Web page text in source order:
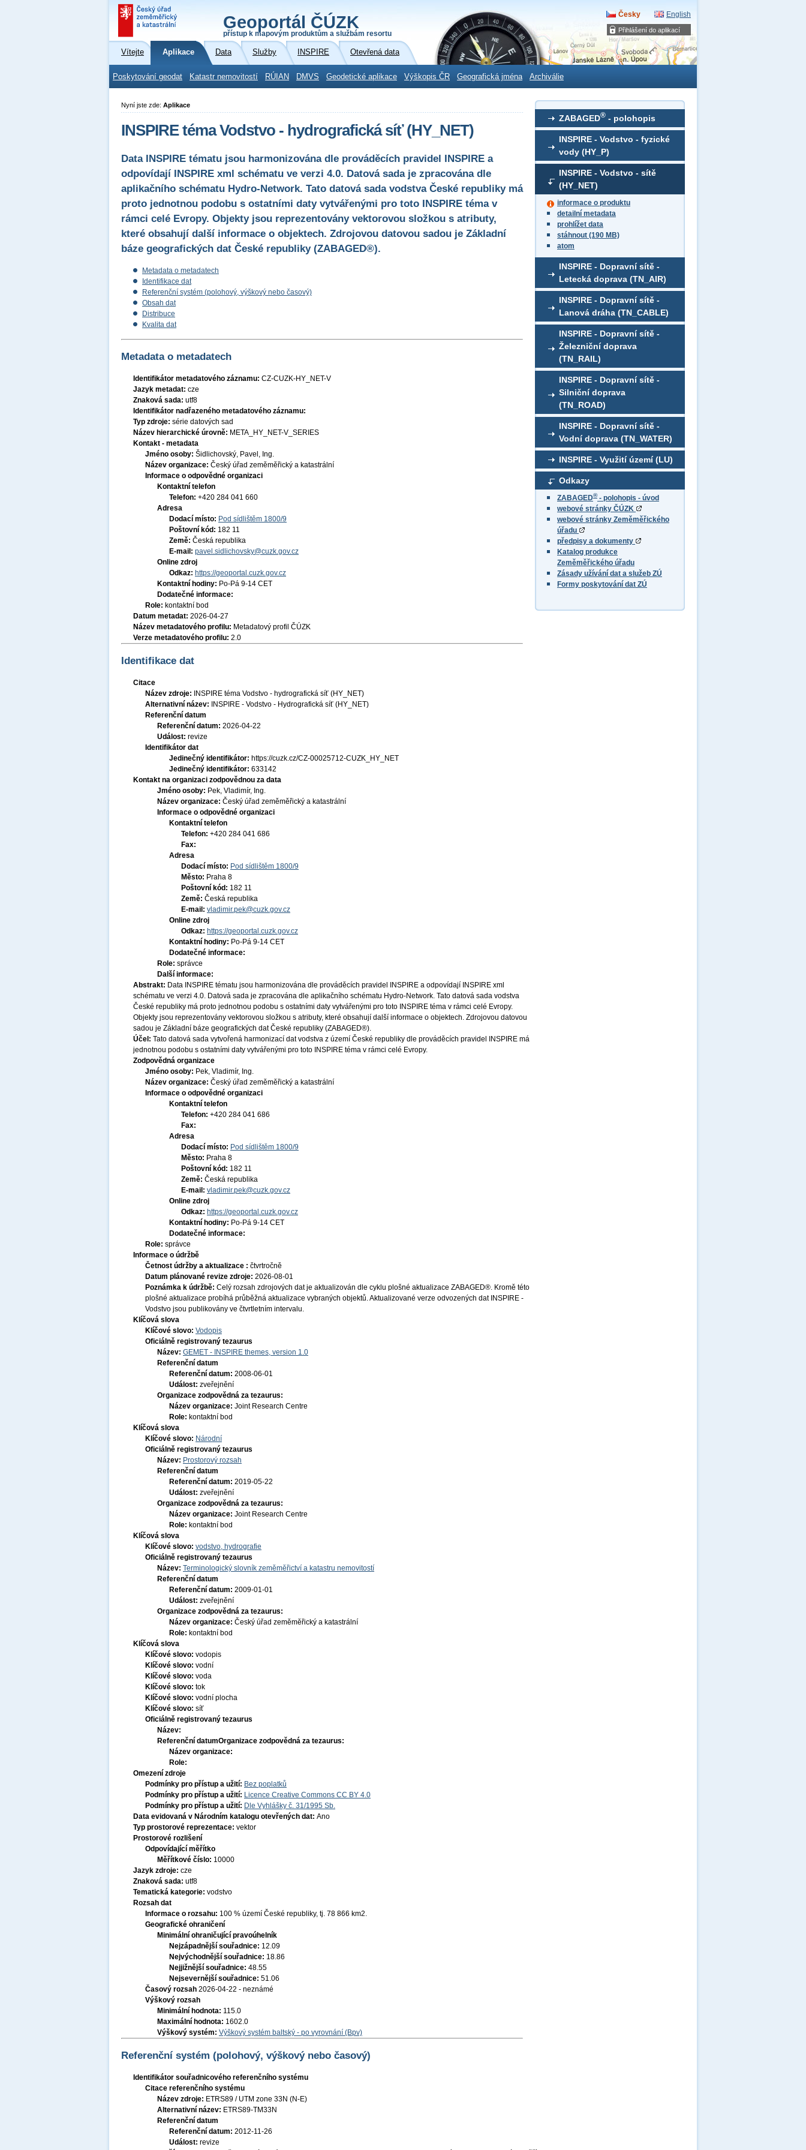
Přihlášení do aplikací
Geoportál ČÚZK
přístup k mapovým produktům a službám resortu
Česky English
Vítejte Aplikace Data Služby INSPIRE Otevřená data
Poskytování geodat Katastr nemovitostí RÚIAN DMVS Geodetické aplikace Výškopis ČR Geografická jména Archiválie
ZABAGED® - polohopis
INSPIRE - Vodstvo - fyzické
vody (HY_P)
INSPIRE - Vodstvo - sítě
(HY_NET)
informace o produktu
detailní metadata
prohlížet data
stáhnout (190 MB)
atom
INSPIRE - Dopravní sítě -
Letecká doprava (TN_AIR)
INSPIRE - Dopravní sítě -
Lanová dráha (TN_CABLE)
INSPIRE - Dopravní sítě -
Železniční doprava
(TN_RAIL)
INSPIRE - Dopravní sítě -
Silniční doprava
(TN_ROAD)
INSPIRE - Dopravní sítě -
Vodní doprava (TN_WATER)
INSPIRE - Využití území (LU)
Odkazy
ZABAGED®- polohopis - úvod
webové stránky ČÚZK
webové stránky Zeměměřického
úřadu
předpisy a dokumenty
Katalog produkce
Zeměměřického úřadu
Zásady užívání dat a služeb ZÚ
Formy poskytování dat ZÚ
Nyní jste zde: Aplikace
INSPIRE téma Vodstvo - hydrografická síť (HY_NET)
Data INSPIRE tématu jsou harmonizována dle prováděcích pravidel INSPIRE a
odpovídají INSPIRE xml schématu ve verzi 4.0. Datová sada je zpracována dle
aplikačního schématu Hydro-Network. Tato datová sada vodstva České republiky má
proto jednotnou podobu s ostatními daty vytvářenými pro toto INSPIRE téma v
rámci celé Evropy. Objekty jsou reprezentovány vektorovou složkou s atributy,
které obsahují další informace o objektech. Zdrojovou datovou sadou je Základní
báze geografických dat České republiky (ZABAGED®).
Metadata o metadatech
Identifikace dat
Referenční systém (polohový, výškový nebo časový)
Obsah dat
Distribuce
Kvalita dat
Metadata o metadatech
Identifikátor metadatového záznamu: CZ-CUZK-HY_NET-V
Jazyk metadat: cze
Znaková sada: utf8
Identifikátor nadřazeného metadatového záznamu:
Typ zdroje: série datových sad
Název hierarchické úrovně: META_HY_NET-V_SERIES
Kontakt - metadata
Jméno osoby: Šidlichovský, Pavel, Ing.
Název organizace: Český úřad zeměměřický a katastrální
Informace o odpovědné organizaci
Kontaktní telefon
Telefon: +420 284 041 660
Adresa
Dodací místo: Pod sídlištěm 1800/9
Poštovní kód: 182 11
Země: Česká republika
E-mail: pavel.sidlichovsky@cuzk.gov.cz
Online zdroj
Odkaz: https://geoportal.cuzk.gov.cz
Kontaktní hodiny: Po-Pá 9-14 CET
Dodatečné informace:
Role: kontaktní bod
Datum metadat: 2026-04-27
Název metadatového profilu: Metadatový profil ČÚZK
Verze metadatového profilu: 2.0
Identifikace dat
Citace
Název zdroje:
INSPIRE téma Vodstvo - hydrografická síť (HY_NET)
Alternativní název:
INSPIRE - Vodstvo - Hydrografická síť (HY_NET)
Referenční datum
Referenční datum: 2026-04-22
Událost: revize
Identifikátor dat
Jedinečný identifikátor: https://cuzk.cz/CZ-00025712-CUZK_HY_NET
Jedinečný identifikátor: 633142
Kontakt na organizaci zodpovědnou za data
Jméno osoby: Pek, Vladimír, Ing.
Název organizace: Český úřad zeměměřický a katastrální
Informace o odpovědné organizaci
Kontaktní telefon
Telefon: +420 284 041 686
Fax:
Adresa
Dodací místo: Pod sídlištěm 1800/9
Město: Praha 8
Poštovní kód: 182 11
Země: Česká republika
E-mail: vladimir.pek@cuzk.gov.cz
Online zdroj
Odkaz: https://geoportal.cuzk.gov.cz
Kontaktní hodiny: Po-Pá 9-14 CET
Dodatečné informace:
Role: správce
Další informace:
Abstrakt: Data INSPIRE tématu jsou harmonizována dle prováděcích pravidel INSPIRE a odpovídají INSPIRE xml
schématu ve verzi 4.0. Datová sada je zpracována dle aplikačního schématu Hydro-Network. Tato datová sada vodstva
České republiky má proto jednotnou podobu s ostatními daty vytvářenými pro toto INSPIRE téma v rámci celé Evropy.
Objekty jsou reprezentovány vektorovou složkou s atributy, které obsahují další informace o objektech. Zdrojovou datovou
sadou je Základní báze geografických dat České republiky (ZABAGED®).
Účel: Tato datová sada vytvořená harmonizací dat vodstva z území České republiky dle prováděcích pravidel INSPIRE má
jednotnou podobu s ostatními daty vytvářenými pro toto INSPIRE téma v rámci celé Evropy.
Zodpovědná organizace
Jméno osoby: Pek, Vladimír, Ing.
Název organizace: Český úřad zeměměřický a katastrální
Informace o odpovědné organizaci
Kontaktní telefon
Telefon: +420 284 041 686
Fax:
Adresa
Dodací místo: Pod sídlištěm 1800/9
Město: Praha 8
Poštovní kód: 182 11
Země: Česká republika
E-mail: vladimir.pek@cuzk.gov.cz
Online zdroj
Odkaz: https://geoportal.cuzk.gov.cz
Kontaktní hodiny: Po-Pá 9-14 CET
Dodatečné informace:
Role: správce
Informace o údržbě
Četnost údržby a aktualizace : čtvrtročně
Datum plánované revize zdroje: 2026-08-01
Poznámka k údržbě: Celý rozsah zdrojových dat je aktualizován dle cyklu plošné aktualizace ZABAGED®. Kromě této
plošné aktualizace probíhá průběžná aktualizace vybraných objektů. Aktualizované verze odvozených dat INSPIRE -
Vodstvo jsou publikovány ve čtvrtletním intervalu.
Klíčová slova
Klíčové slovo: Vodopis
Oficiálně registrovaný tezaurus
Název: GEMET - INSPIRE themes, version 1.0
Referenční datum
Referenční datum: 2008-06-01
Událost: zveřejnění
Organizace zodpovědná za tezaurus:
Název organizace: Joint Research Centre
Role: kontaktní bod
Klíčová slova
Klíčové slovo: Národní
Oficiálně registrovaný tezaurus
Název: Prostorový rozsah
Referenční datum
Referenční datum: 2019-05-22
Událost: zveřejnění
Organizace zodpovědná za tezaurus:
Název organizace: Joint Research Centre
Role: kontaktní bod
Klíčová slova
Klíčové slovo: vodstvo, hydrografie
Oficiálně registrovaný tezaurus
Název: Terminologický slovník zeměměřictví a katastru nemovitostí
Referenční datum
Referenční datum: 2009-01-01
Událost: zveřejnění
Organizace zodpovědná za tezaurus:
Název organizace: Český úřad zeměměřický a katastrální
Role: kontaktní bod
Klíčová slova
Klíčové slovo: vodopis
Klíčové slovo: vodní
Klíčové slovo: voda
Klíčové slovo: tok
Klíčové slovo: vodní plocha
Klíčové slovo: síť
Oficiálně registrovaný tezaurus
Název:
Referenční datumOrganizace zodpovědná za tezaurus:
Název organizace:
Role:
Omezení zdroje
Podmínky pro přístup a užití: Bez poplatků
Podmínky pro přístup a užití: Licence Creative Commons CC BY 4.0
Podmínky pro přístup a užití: Dle Vyhlášky č. 31/1995 Sb.
Data evidovaná v Národním katalogu otevřených dat: Ano
Typ prostorové reprezentace: vektor
Prostorové rozlišení
Odpovídající měřítko
Měřítkové číslo: 10000
Jazyk zdroje: cze
Znaková sada: utf8
Tematická kategorie: vodstvo
Rozsah dat
Informace o rozsahu: 100 % území České republiky, tj. 78 866 km2.
Geografické ohraničení
Minimální ohraničující pravoúhelník
Nejzápadnější souřadnice: 12.09
Nejvýchodnější souřadnice: 18.86
Nejjižnější souřadnice: 48.55
Nejsevernější souřadnice: 51.06
Časový rozsah 2026-04-22 - neznámé
Výškový rozsah
Minimální hodnota: 115.0
Maximální hodnota: 1602.0
Výškový systém: Výškový systém baltský - po vyrovnání (Bpv)
Referenční systém (polohový, výškový nebo časový)
Identifikátor souřadnicového referenčního systému
Citace referenčního systému
Název zdroje: ETRS89 / UTM zone 33N (N-E)
Alternativní název: ETRS89-TM33N
Referenční datum
Referenční datum: 2012-11-26
Událost: revize